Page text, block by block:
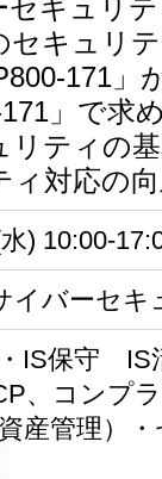
キュリ
キュリ
171」
」で求
ティの
対応の
) 10:00-
イバーセキ
・IS保守
、コンプ
産管理）